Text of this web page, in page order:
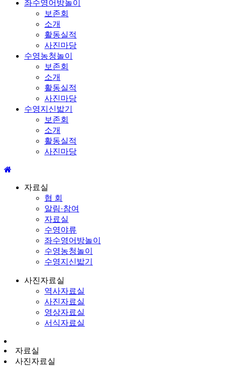
좌수영어방놀이
보존회
소개
활동실적
사진마당
수영농청놀이
보존회
소개
활동실적
사진마당
수영지신밟기
보존회
소개
활동실적
사진마당
자료실
협 회
알림·참여
자료실
수영야류
좌수영어방놀이
수영농청놀이
수영지신밟기
사진자료실
역사자료실
사진자료실
영상자료실
서식자료실
자료실
사진자료실